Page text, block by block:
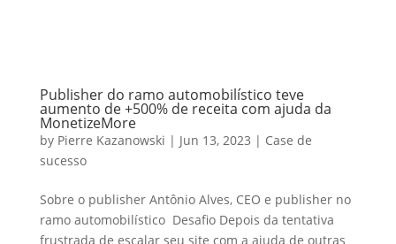
Publisher do ramo automobilístico teve
aumento de +500% de receita com ajuda da
MonetizeMore
by Pierre Kazanowski | Jun 13, 2023 | Case de
sucesso
Sobre o publisher Antônio Alves, CEO e publisher no
ramo automobilístico Desafio Depois da tentativa
frustrada de escalar seu site com a ajuda de outras